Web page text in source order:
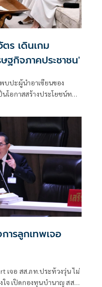
ร เดินเกม
ฐกิจภาคประชาชน'
บปะผู้นำอาเซียนของ
อกาสสร้างประโยชน์ทาง
รลงทุน พร้อมวอนกลุ่มที่
ลลัพธ์ต่อประชาชน
ารลูกเทพเจอ
เจอ สส.ภท.ประท้วงวุ่น ไม่
ใจ เปิดกองทุนบำนาญ สส.-